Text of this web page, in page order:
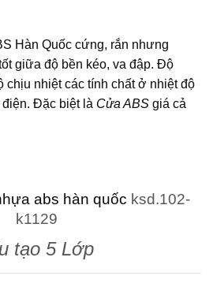
Hàn Quốc cứng, rắn nhưng
giữa độ bền kéo, va đập. Độ
chịu nhiệt các tính chất ở nhiệt độ
Đặc biệt là Cửa ABS giá cả
abs hàn quốc ksd.102-
k1129
tạo 5 Lớp